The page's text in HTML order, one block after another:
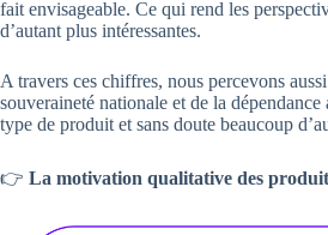
fait envisageable. Ce qui rend les
d’autant plus intéressantes.
A travers ces chiffres, nous percevons
souveraineté nationale et de la dépendance
type de produit et sans doute beaucoup
👉 La motivation qualitative des